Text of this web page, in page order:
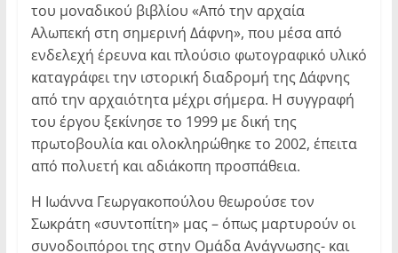
του μοναδικού βιβλίου «Από την αρχαία
Αλωπεκή στη σημερινή Δάφνη», που μέσα από
ενδελεχή έρευνα και πλούσιο φωτογραφικό υλικό
καταγράφει την ιστορική διαδρομή της Δάφνης
από την αρχαιότητα μέχρι σήμερα. Η συγγραφή
του έργου ξεκίνησε το 1999 με δική της
πρωτοβουλία και ολοκληρώθηκε το 2002, έπειτα
από πολυετή και αδιάκοπη προσπάθεια.
Η Ιωάννα Γεωργακοπούλου θεωρούσε τον
Σωκράτη «συντοπίτη» μας – όπως μαρτυρούν οι
συνοδοιπόροι της στην Ομάδα Ανάγνωσης- και